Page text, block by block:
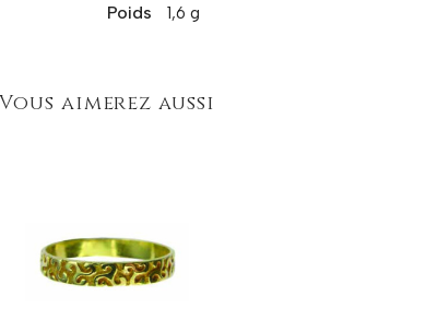
Poids 1,6 g
Vous aimerez aussi